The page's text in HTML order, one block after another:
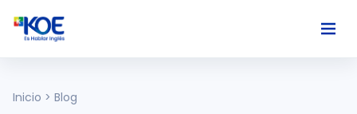
Inicio > Blog